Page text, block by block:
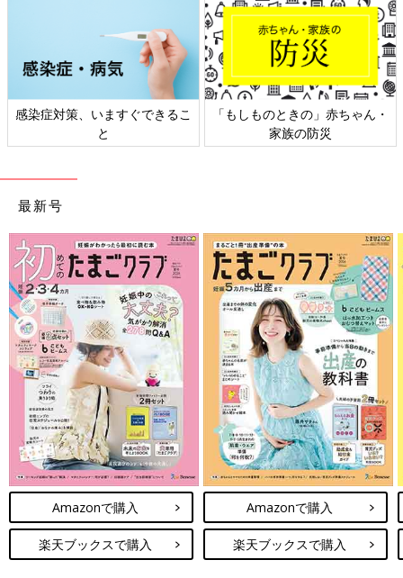
感染症対策、いますぐできるこ
と
「もしものときの」赤ちゃん・
家族の防災
最新号
Amazonで購入
楽天ブックスで購入
Amazonで購入
楽天ブックスで購入